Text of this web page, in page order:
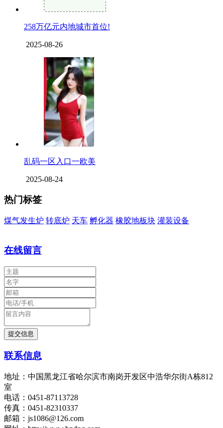
258万亿元内地城市首位!
2025-08-26
乱码一区入口一欧美
2025-08-24
热门标签
煤气发生炉 转底炉 天车 孵化器 橡胶地板块 灌装设备
在线留言
联系信息
地址：中国黑龙江省哈尔滨市南岗开发区中浩华尔街A栋812
室
电话：0451-87113728
传真：0451-82310337
邮箱：js1086@126.com